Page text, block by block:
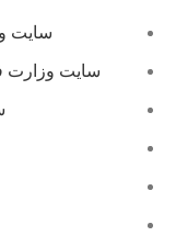
سایت
سایت وزارت